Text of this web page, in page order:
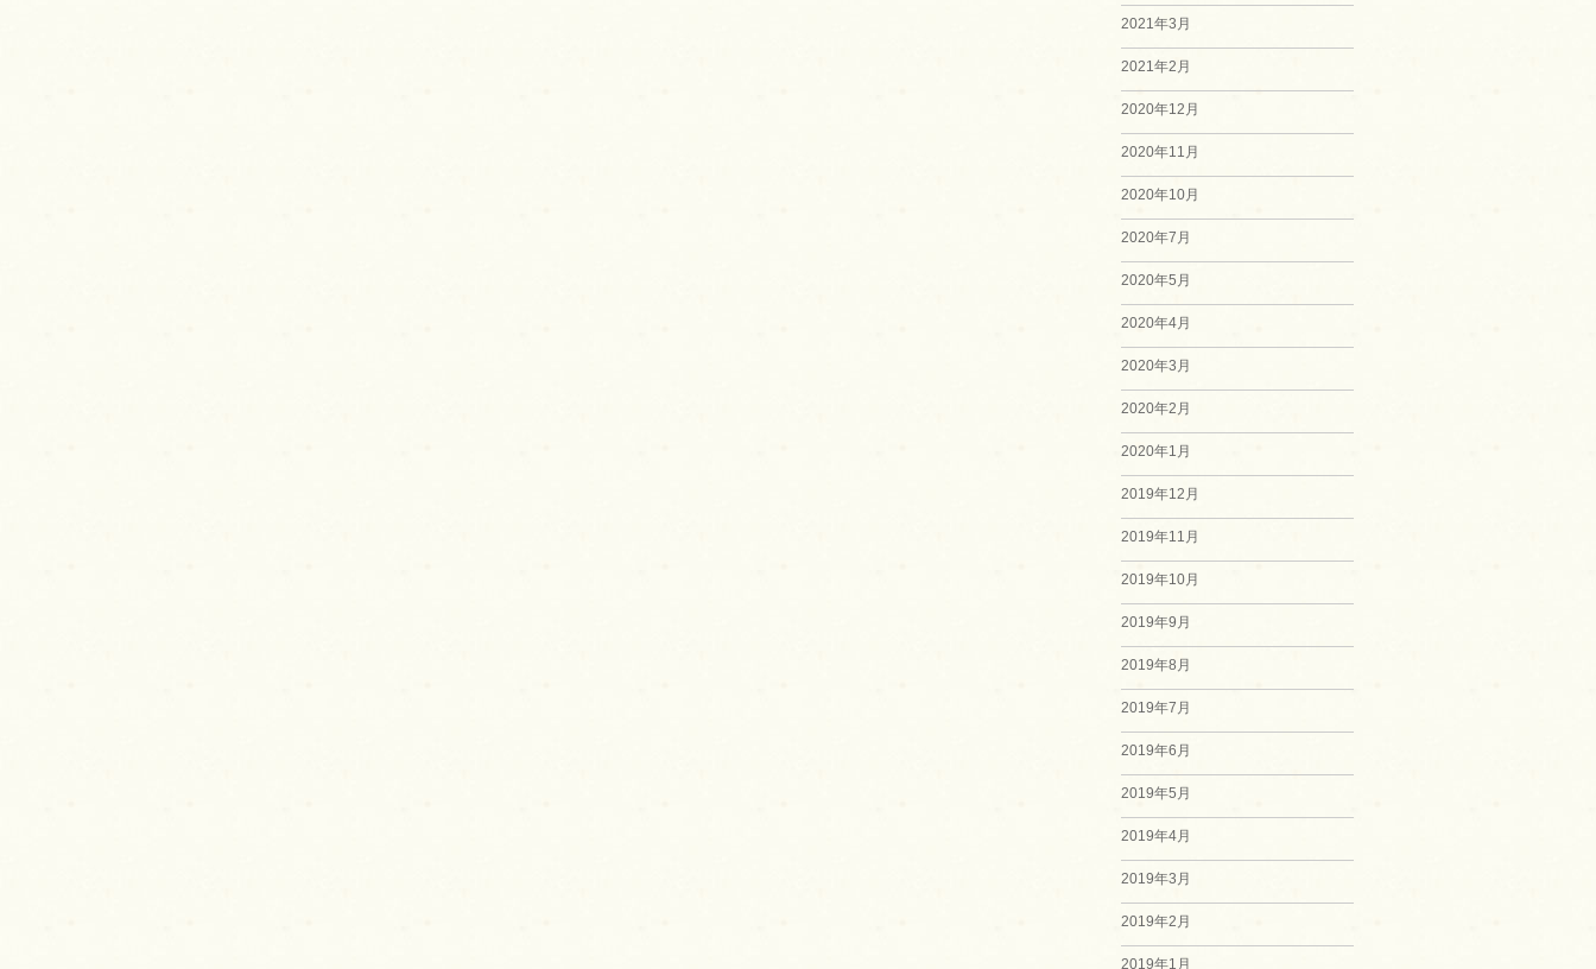
2021年3月
2021年2月
2020年12月
2020年11月
2020年10月
2020年7月
2020年5月
2020年4月
2020年3月
2020年2月
2020年1月
2019年12月
2019年11月
2019年10月
2019年9月
2019年8月
2019年7月
2019年6月
2019年5月
2019年4月
2019年3月
2019年2月
2019年1月